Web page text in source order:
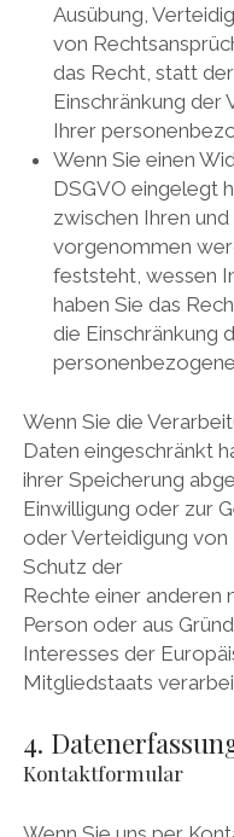
Ausübung,
von
das Recht, statt
Einschränkung der
Ihrer
Wenn Sie einen
DSGVO eingelegt
zwischen Ihren
vorgenommen
feststeht, wessen
haben Sie das
die Einschränkung
Wenn Sie die
Daten eingeschränkt
ihrer Speicherung
Einwilligung oder zur
oder Verteidigung
Schutz der
Rechte einer anderen
Person oder aus
Interesses der
Mitgliedstaats
4.
Kontaktformular